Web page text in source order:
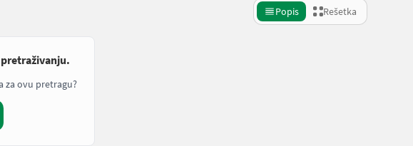
Popis Rešetka
ovu pretragu?